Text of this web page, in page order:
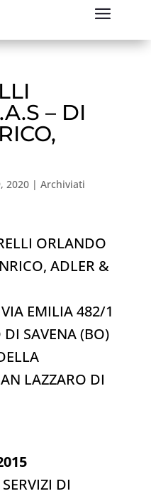
– DI
2020| Archiviati
ORLANDO
ADLER &
EMILIA 482/1
SAVENA (BO)
LAZZARO DI
DI